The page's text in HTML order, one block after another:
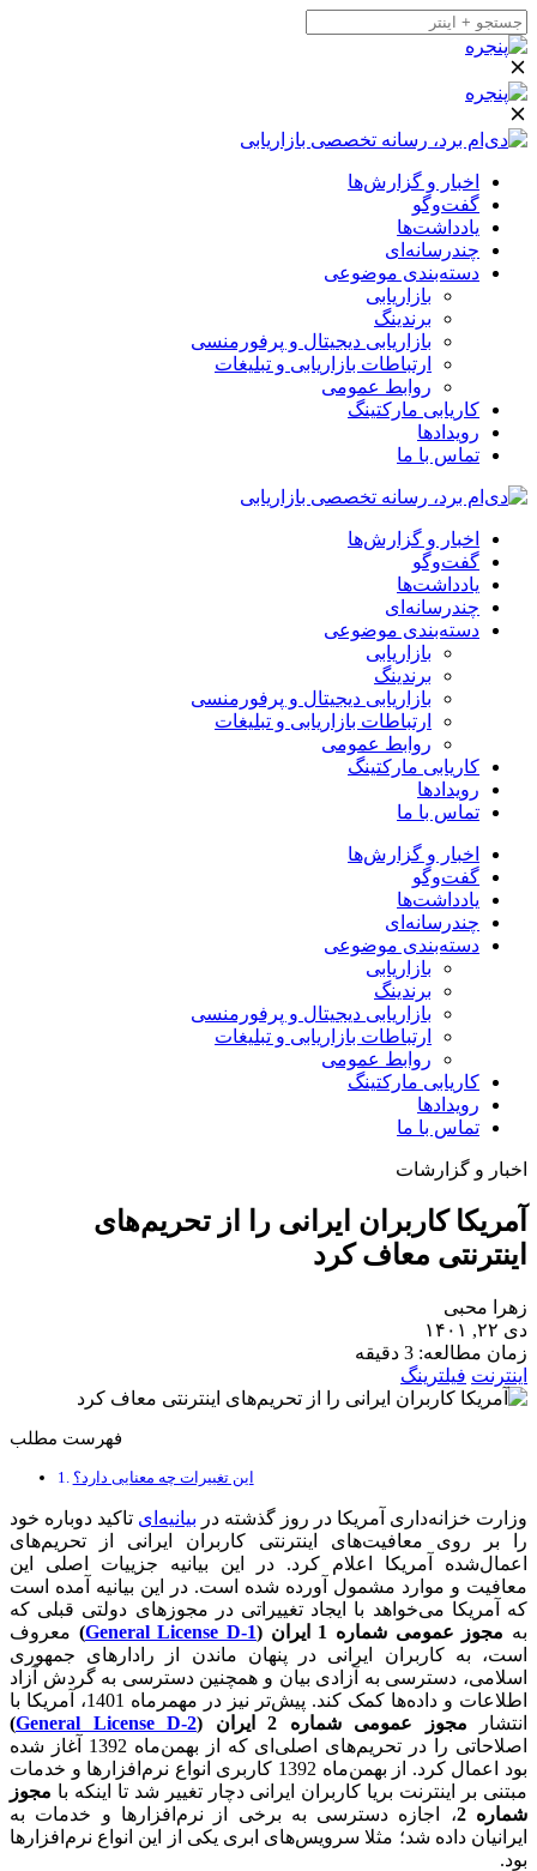
اخبار و گزارش‌ها
گفت‌وگو
یادداشت‌ها
چندرسانه‌ای
دسته‌بندی موضوعی
بازاریابی
برندینگ
بازاریابی دیجیتال و پرفورمنسی
ارتباطات بازاریابی و تبلیغات
روابط عمومی
کاریابی مارکتینگ
رویدادها
تماس با ما
اخبار و گزارش‌ها
گفت‌وگو
یادداشت‌ها
چندرسانه‌ای
دسته‌بندی موضوعی
بازاریابی
برندینگ
بازاریابی دیجیتال و پرفورمنسی
ارتباطات بازاریابی و تبلیغات
روابط عمومی
کاریابی مارکتینگ
رویدادها
تماس با ما
اخبار و گزارش‌ها
گفت‌وگو
یادداشت‌ها
چندرسانه‌ای
دسته‌بندی موضوعی
بازاریابی
برندینگ
بازاریابی دیجیتال و پرفورمنسی
ارتباطات بازاریابی و تبلیغات
روابط عمومی
کاریابی مارکتینگ
رویدادها
تماس با ما
اخبار و گزارشات
آمریکا کاربران ایرانی را از تحریم‌های
اینترنتی معاف کرد
زهرا محبی
دی ۲۲, ۱۴۰۱
زمان مطالعه: 3 دقیقه
اینترنت فیلترینگ
فهرست مطلب
این تغییرات چه معنایی دارد؟
وزارت خزانه‌داری آمریکا در روز گذشته در بیانیه‌ای تاکید دوباره خود
را بر روی معافیت‌های اینترنتی کاربران ایرانی از تحریم‌های
اعمال‌شده آمریکا اعلام کرد. در این بیانیه جزییات اصلی این
معافیت و موارد مشمول آورده شده است. در این بیانیه آمده است
که آمریکا می‌خواهد با ایجاد تغییراتی در مجوزهای دولتی قبلی که
به مجوز عمومی شماره 1 ایران ( General License D-1
) معروف
است، به کاربران ایرانی در پنهان ماندن از رادارهای جمهوری
اسلامی، دسترسی به آزادی بیان و همچنین دسترسی به گردش آزاد
اطلاعات و داده‌ها کمک کند. پیش‌تر نیز در مهمرماه 1401، آمریکا با
انتشار مجوز عمومی شماره 2 ایران ( General License D-2
)
اصلاحاتی را در تحریم‌های اصلی‌ای که از بهمن‌ماه 1392 آغاز شده
بود اعمال کرد. از بهمن‌ماه 1392 کاربری انواع نرم‌افزارها و خدمات
مبتنی بر اینترنت بریا کاربران ایرانی دچار تغییر شد تا اینکه با مجوز
شماره 2 ، اجازه دسترسی به برخی از نرم‌افزارها و خدمات به
ایرانیان داده شد؛ مثلا سرویس‌های ابری یکی از این انواع نرم‌افزارها
بود.